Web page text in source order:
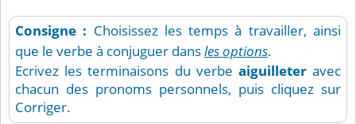
Consigne : Choisissez les temps à travailler, ainsi
que le verbe à conjuguer dansles options.
Ecrivez les terminaisons du verbe aiguilleteravec
chacun des pronoms personnels, puis cliquez sur
Corriger.